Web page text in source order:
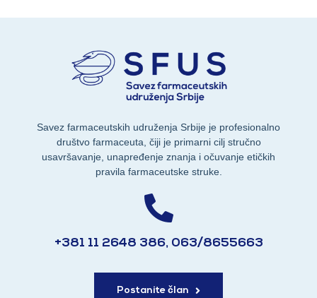
Savez farmaceutskih udruženja Srbije je profesionalno
društvo farmaceuta, čiji je primarni cilj stručno
usavršavanje, unapređenje znanja i očuvanje etičkih
pravila farmaceutske struke.
+381 11 2648 386, 063/8655663
Postanite član